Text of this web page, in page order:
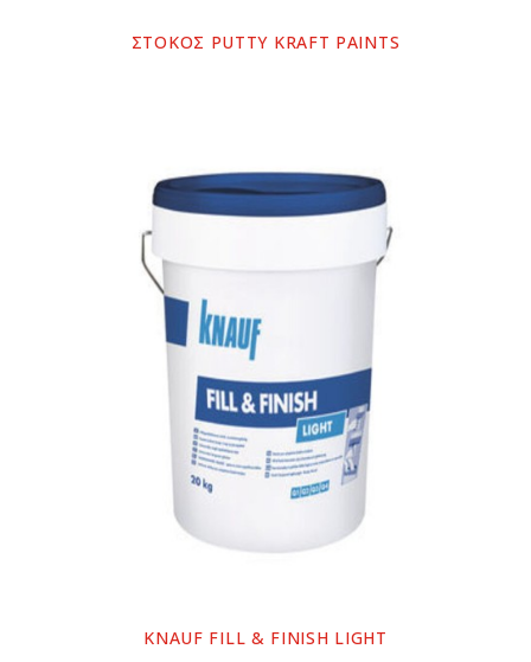
ΣΤΟΚΟΣ PUTTY KRAFT PAINTS
KNAUF FILL & FINISH LIGHT